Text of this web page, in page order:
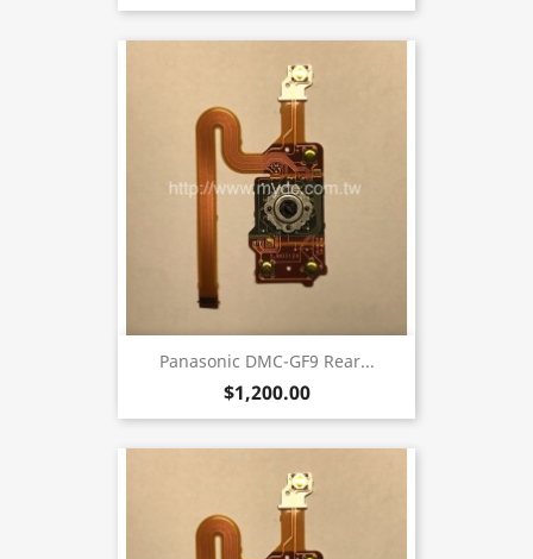
Panasonic DMC-GF9 Rear...
$1,200.00